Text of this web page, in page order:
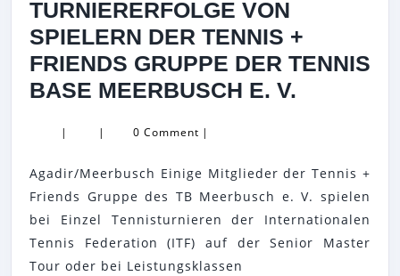
TURNIERERFOLGE VON
SPIELERN DER TENNIS +
FRIENDS GRUPPE DER TENNIS
BASE MEERBUSCH E. V.
DER
TENNIS
+
FRIENDS
| | 0 Comment |
Agadir/Meerbusch Einige Mitglieder der Tennis +
Friends Gruppe des TB Meerbusch e. V. spielen
bei Einzel Tennisturnieren der Internationalen
Tennis Federation (ITF) auf der Senior Master
Tour oder bei Leistungsklassen